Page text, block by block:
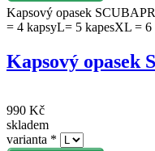
Kapsový opasek
= 4 kapsyL= 5 kapesXL = 6
Kapsový opasek
990 Kč
skladem
varianta *